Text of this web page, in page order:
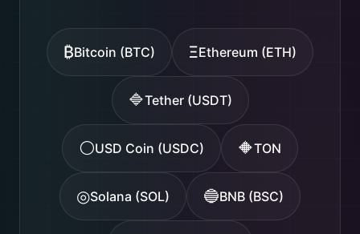
₿Bitcoin (BTC) ΞEthereum (ETH)
🔷Tether (USDT)
⚪USD Coin (USDC) 🔶TON
◎Solana (SOL) 🔵BNB (BSC)